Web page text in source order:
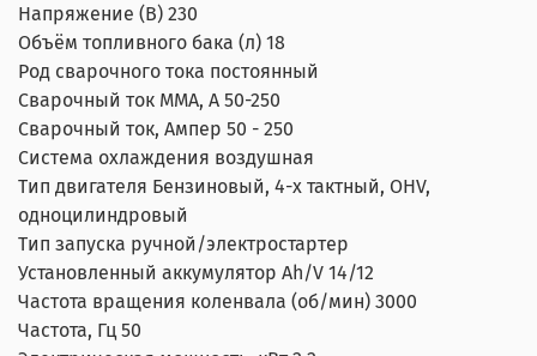
Напряжение (В) 230
Объём топливного бака (л) 18
Род сварочного тока постоянный
Сварочный ток ММА, А 50-250
Сварочный ток, Ампер 50 - 250
Система охлаждения воздушная
Тип двигателя Бензиновый, 4-х тактный, OHV,
одноцилиндровый
Тип запуска ручной/электростартер
Установленный аккумулятор Ah/V 14/12
Частота вращения коленвала (об/мин) 3000
Частота, Гц 50